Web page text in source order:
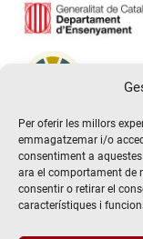
Per oferir les millors
emmagatzemar i/o
consentiment a
ara el comportament de
consentir o retirar el
característiques i